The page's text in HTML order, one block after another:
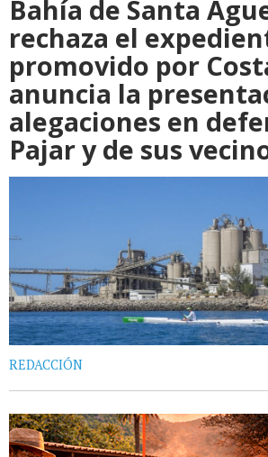
Bahía de Santa
rechaza el
promovido por
anuncia la
alegaciones en
Pajar y de sus
REDACCIÓN